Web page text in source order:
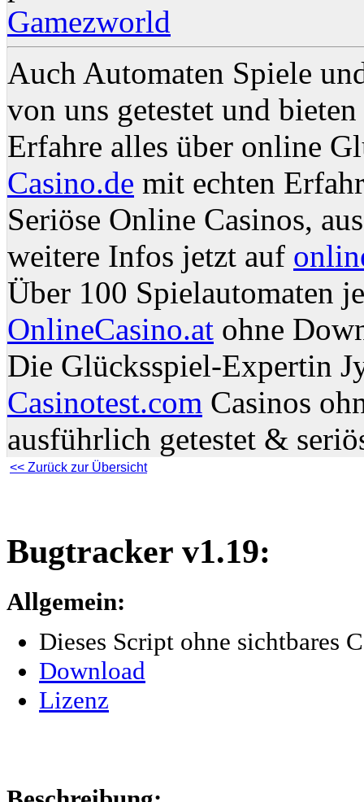
Gamezworld
Auch Automaten Spiele
von uns getestet und
Erfahre alles über online
Casino.de mit echten
Seriöse Online Casinos,
weitere Infos jetzt auf
Über 100 Spielautomaten
OnlineCasino.at ohne
Die Glücksspiel-Expertin
Casinotest.com Casinos
ausführlich getestet &
<< Zurück zur Übersicht
Bugtracker v1.19:
Allgemein:
Dieses Script ohne sichtbares
Download
Lizenz